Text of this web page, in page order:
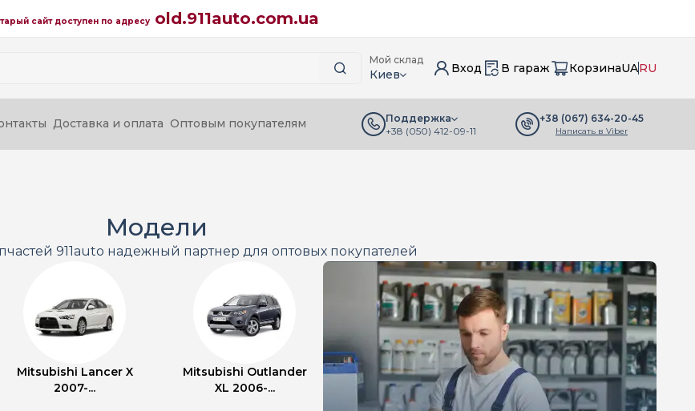
сайт доступен по адресу old.911auto.com.ua
Мой склад
Киев Вход В гараж КорзинаUARU
Доставка и оплата Оптовым покупателям
Поддержка
+38 (050) 412-09-11
+38 (067) 634-20-45
Написать в Viber
Модели
911auto надежный партнер для оптовых покупателей
Mitsubishi Lancer X
2007-...
Mitsubishi Outlander
XL 2006-...